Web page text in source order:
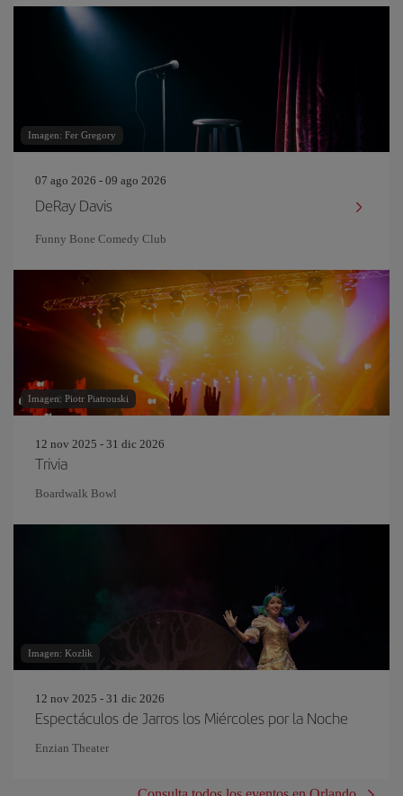
Imagen: Fer Gregory
07 ago 2026 - 09 ago 2026
DeRay Davis
Funny Bone Comedy Club
Imagen: Piotr Piatrouski
12 nov 2025 - 31 dic 2026
Trivia
Boardwalk Bowl
Imagen: Kozlik
12 nov 2025 - 31 dic 2026
Espectáculos de Jarros los Miércoles por la Noche
Enzian Theater